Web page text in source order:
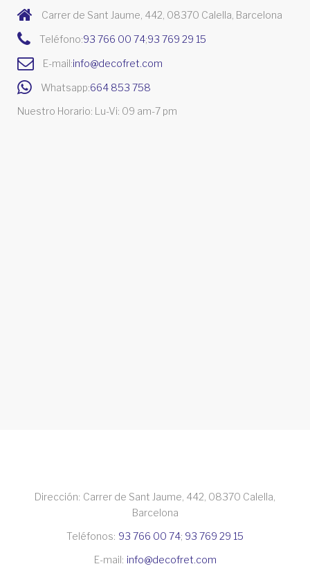
Carrer de Sant Jaume, 442, 08370 Calella, Barcelona
Teléfono:93 766 00 74;93 769 29 15
E-mail:info@decofret.com
Whatsapp:664 853 758
Nuestro Horario: Lu-Vi: 09 am-7 pm
Dirección: Carrer de Sant Jaume, 442, 08370 Calella,
Barcelona
Teléfonos: 93 766 00 74; 93 769 29 15
E-mail: info@decofret.com